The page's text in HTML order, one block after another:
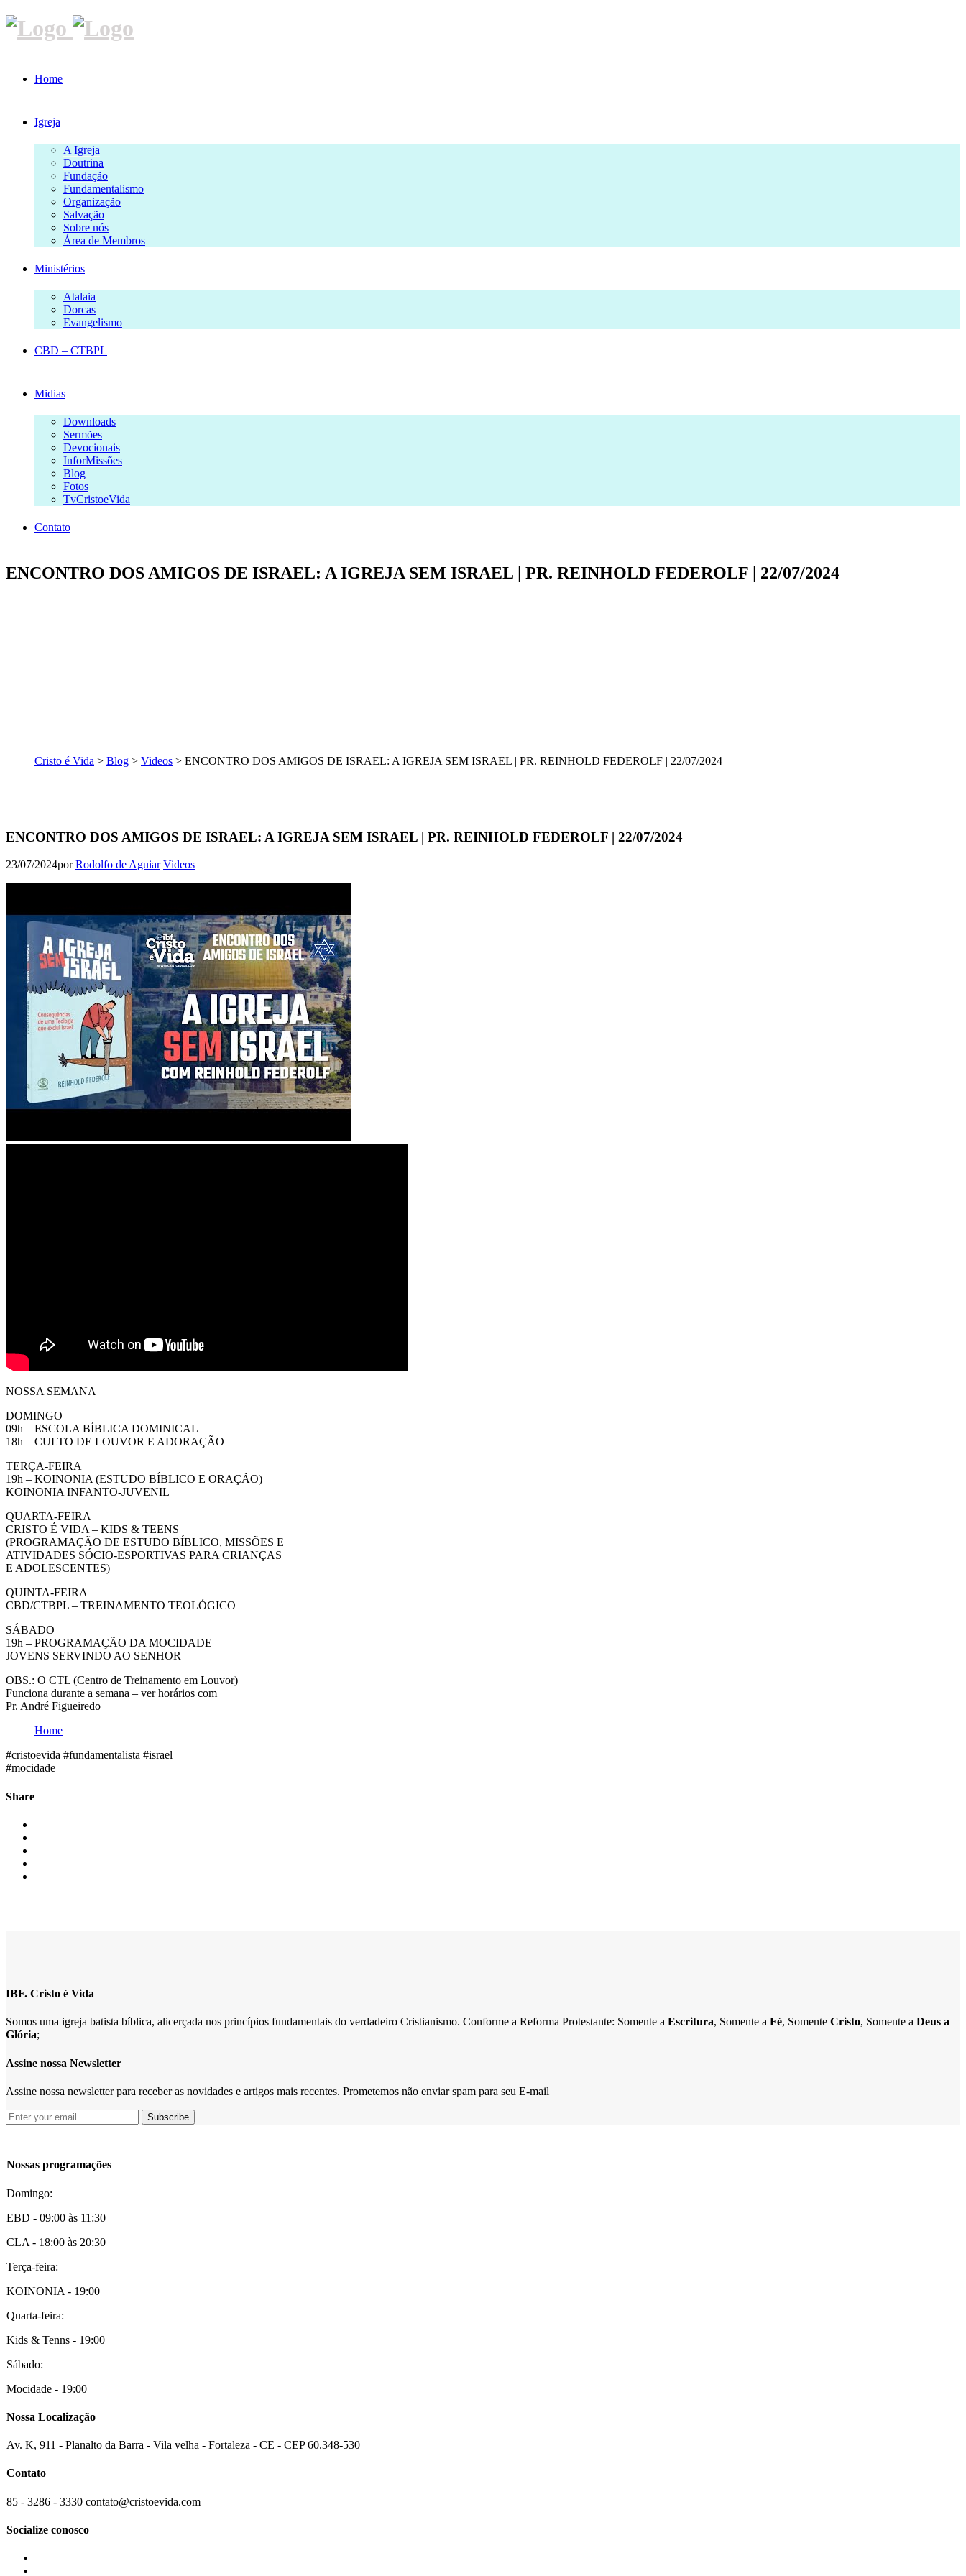
Home
Igreja
A Igreja
Doutrina
Fundação
Fundamentalismo
Organização
Salvação
Sobre nós
Área de Membros
Ministérios
Atalaia
Dorcas
Evangelismo
CBD – CTBPL
Midias
Downloads
Sermões
Devocionais
InforMissões
Blog
Fotos
TvCristoeVida
Contato
ENCONTRO DOS AMIGOS DE ISRAEL: A IGREJA SEM ISRAEL | PR. REINHOLD FEDEROLF | 22/07/2024
Cristo é Vida > Blog > Videos > ENCONTRO DOS AMIGOS DE ISRAEL: A IGREJA SEM ISRAEL | PR. REINHOLD FEDEROLF | 22/07/2024
ENCONTRO DOS AMIGOS DE ISRAEL: A IGREJA SEM ISRAEL | PR. REINHOLD FEDEROLF | 22/07/2024
23/07/2024porRodolfo de Aguiar Videos
NOSSA SEMANA
DOMINGO
09h – ESCOLA BÍBLICA DOMINICAL
18h – CULTO DE LOUVOR E ADORAÇÃO
TERÇA-FEIRA
19h – KOINONIA (ESTUDO BÍBLICO E ORAÇÃO)
KOINONIA INFANTO-JUVENIL
QUARTA-FEIRA
CRISTO É VIDA – KIDS & TEENS
(PROGRAMAÇÃO DE ESTUDO BÍBLICO, MISSÕES E
ATIVIDADES SÓCIO-ESPORTIVAS PARA CRIANÇAS
E ADOLESCENTES)
QUINTA-FEIRA
CBD/CTBPL – TREINAMENTO TEOLÓGICO
SÁBADO
19h – PROGRAMAÇÃO DA MOCIDADE
JOVENS SERVINDO AO SENHOR
OBS.: O CTL (Centro de Treinamento em Louvor)
Funciona durante a semana – ver horários com
Pr. André Figueiredo
Home
#cristoevida #fundamentalista #israel
#mocidade
Share
IBF. Cristo é Vida
Somos uma igreja batista bíblica, alicerçada nos princípios fundamentais do verdadeiro Cristianismo. Conforme a Reforma Protestante: Somente a Escritura, Somente a Fé, Somente Cristo, Somente a Deus a
Glória;
Assine nossa Newsletter
Assine nossa newsletter para receber as novidades e artigos mais recentes. Prometemos não enviar spam para seu E-mail
Nossas programações
Domingo:
EBD - 09:00 às 11:30
CLA - 18:00 às 20:30
Terça-feira:
KOINONIA - 19:00
Quarta-feira:
Kids & Tenns - 19:00
Sábado:
Mocidade - 19:00
Nossa Localização
Av. K, 911 - Planalto da Barra - Vila velha - Fortaleza - CE - CEP 60.348-530
Contato
85 - 3286 - 3330 contato@cristoevida.com
Socialize conosco